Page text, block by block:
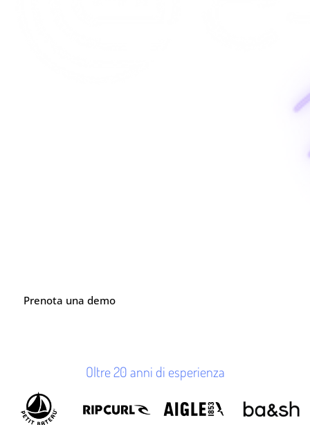
Prenota una demo
Oltre 20 anni di esperienza